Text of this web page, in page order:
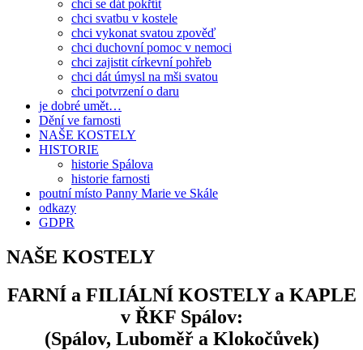
chci se dát pokřtít
chci svatbu v kostele
chci vykonat svatou zpověď
chci duchovní pomoc v nemoci
chci zajistit církevní pohřeb
chci dát úmysl na mši svatou
chci potvrzení o daru
je dobré umět…
Dění ve farnosti
NAŠE KOSTELY
HISTORIE
historie Spálova
historie farnosti
poutní místo Panny Marie ve Skále
odkazy
GDPR
NAŠE KOSTELY
FARNÍ a FILIÁLNÍ KOSTELY a KAPLE
v ŘKF Spálov:
(Spálov, Luboměř a Klokočůvek)